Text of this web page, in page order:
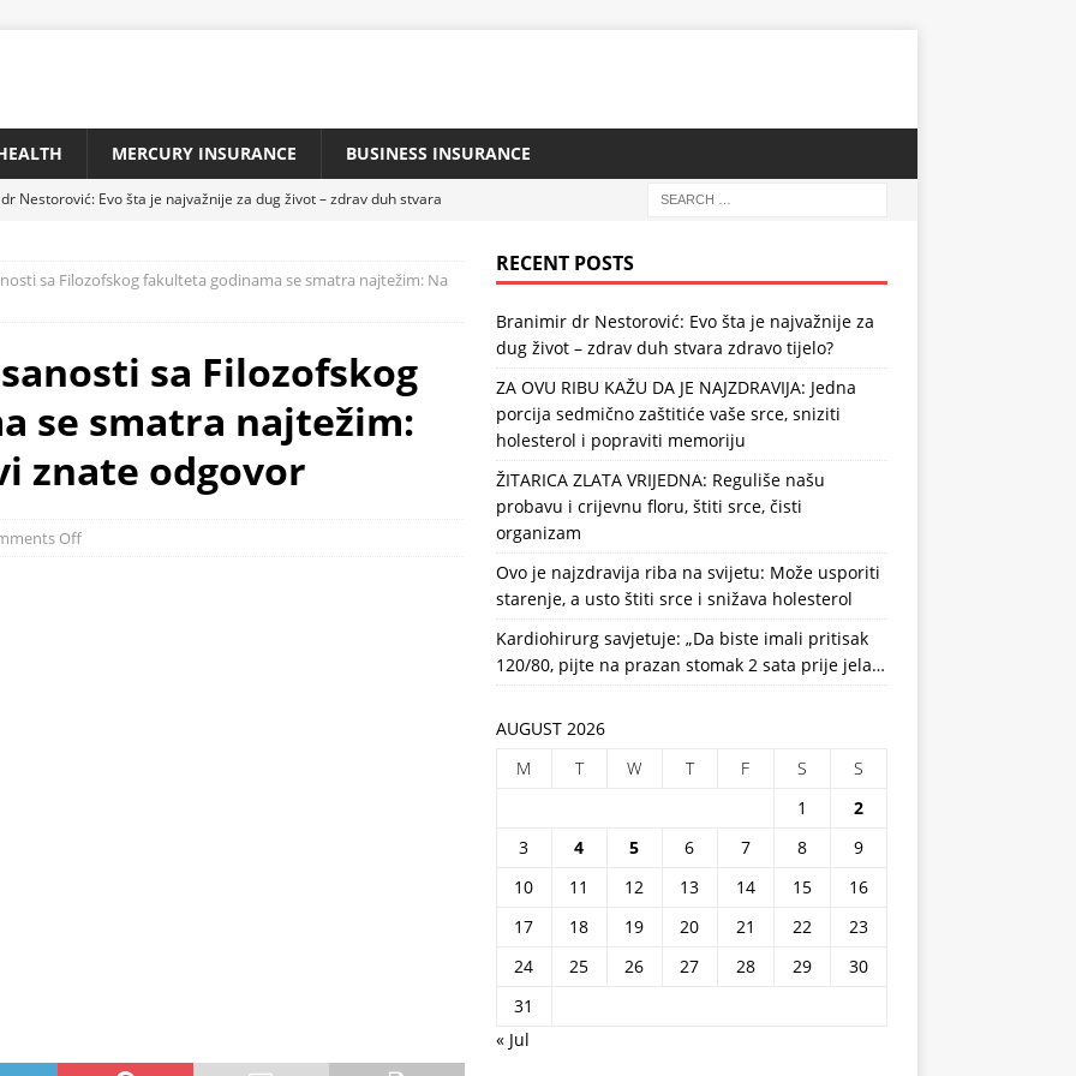
MERCURY INSURANCE BUSINESS INSURANCE
Nestorović: Evo šta je najvažnije za dug život – zdrav duh stvara
KAŽU DA JE NAJZDRAVIJA: Jedna porcija sedmično zaštitiće
ZLATA VRIJEDNA: Reguliše našu probavu i crijevnu floru, štiti srce,
riba na svijetu: Može usporiti starenje, a usto štiti srce i
sa Filozofskog fakulteta godinama se smatra najtežim: Na
sa Filozofskog
se smatra najtežim:
znate odgovor
Off
RECENT POSTS
Branimir dr Nestorović: Evo šta je najvažnije za
dug život – zdrav duh stvara zdravo tijelo?
ZA OVU RIBU KAŽU DA JE NAJZDRAVIJA: Jedna
porcija sedmično zaštitiće vaše srce, sniziti
holesterol i popraviti memoriju
ŽITARICA ZLATA VRIJEDNA: Reguliše našu
probavu i crijevnu floru, štiti srce, čisti
organizam
Ovo je najzdravija riba na svijetu: Može usporiti
starenje, a usto štiti srce i snižava holesterol
Kardiohirurg savjetuje: „Da biste imali pritisak
120/80, pijte na prazan stomak 2 sata prije jela…
AUGUST 2026
M
T W T F S
S
1
2
3
4 5 6 7 8
9
10
11 12 13 14 15
16
17
18 19 20 21 22
23
24
25 26 27 28 29
30
31
« Jul